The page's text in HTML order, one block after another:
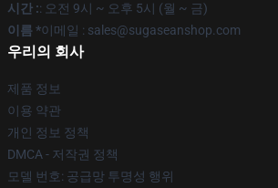
시간 :: 오전 9시 ~ 오후 5시 (월 ~ 금)
이름 *이메일 : sales@sugaseanshop.com
우리의 회사
제품 정보
이용 약관
개인 정보 정책
DMCA - 저작권 정책
모델 번호: 공급망 투명성 행위